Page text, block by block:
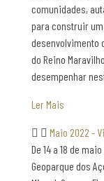
comunidades,
para construir
desenvolvimento
do Reino
desempenhar
Ler Mais
Maio 2022 -
De 14 a 18 de
Geoparque dos